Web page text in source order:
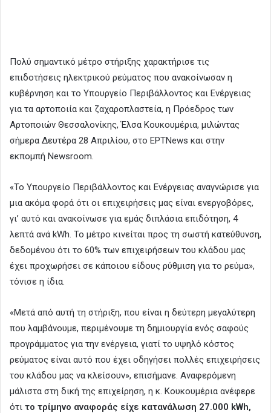
Πολύ σημαντικό μέτρο στήριξης χαρακτήρισε τις
επιδοτήσεις ηλεκτρικού ρεύματος που ανακοίνωσαν η
κυβέρνηση και το Υπουργείο Περιβάλλοντος και Ενέργειας
για τα αρτοποιία και ζαχαροπλαστεία, η Πρόεδρος των
Αρτοποιών Θεσσαλονίκης, Έλσα Κουκουμέρια, μιλώντας
σήμερα Δευτέρα 28 Απριλίου, στο EΡΤNews και στην
εκπομπή Newsroom.
«Το Υπουργείο Περιβάλλοντος και Ενέργειας αναγνώρισε για
μια ακόμα φορά ότι οι επιχειρήσεις μας είναι ενεργοβόρες,
γι’ αυτό και ανακοίνωσε για εμάς διπλάσια επιδότηση, 4
λεπτά ανά kWh. Το μέτρο κινείται προς τη σωστή κατεύθυνση,
δεδομένου ότι το 60% των επιχειρήσεων του κλάδου μας
έχει προχωρήσει σε κάποιου είδους ρύθμιση για το ρεύμα»,
τόνισε η ίδια.
«Μετά από αυτή τη στήριξη, που είναι η δεύτερη μεγαλύτερη
που λαμβάνουμε, περιμένουμε τη δημιουργία ενός σαφούς
προγράμματος για την ενέργεια, γιατί το υψηλό κόστος
ρεύματος είναι αυτό που έχει οδηγήσει πολλές επιχειρήσεις
του κλάδου μας να κλείσουν», επισήμανε. Αναφερόμενη
μάλιστα στη δική της επιχείρηση, η κ. Κουκουμέρια ανέφερε
ότι το τρίμηνο αναφοράς είχε κατανάλωση 27.000 kWh,